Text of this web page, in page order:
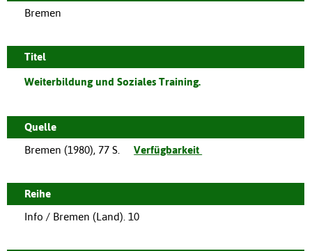
Bremen
Titel
Weiterbildung und Soziales Training.
Quelle
Bremen (1980), 77 S. Verfügbarkeit
Reihe
Info / Bremen (Land). 10